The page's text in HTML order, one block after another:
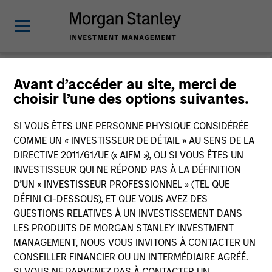
Avant d’accéder au site, merci de
choisir l’une des options suivantes.
SI VOUS ÊTES UNE PERSONNE PHYSIQUE CONSIDÉRÉE
COMME UN « INVESTISSEUR DE DÉTAIL » AU SENS DE LA
DIRECTIVE 2011/61/UE (« AIFM »), OU SI VOUS ÊTES UN
INVESTISSEUR QUI NE RÉPOND PAS À LA DÉFINITION
D’UN « INVESTISSEUR PROFESSIONNEL » (TEL QUE
DÉFINI CI-DESSOUS), ET QUE VOUS AVEZ DES
QUESTIONS RELATIVES À UN INVESTISSEMENT DANS
LES PRODUITS DE MORGAN STANLEY INVESTMENT
MANAGEMENT, NOUS VOUS INVITONS À CONTACTER UN
CONSEILLER FINANCIER OU UN INTERMÉDIAIRE AGRÉÉ.
Morgan Stanley
Liquidity Funds
Change Fund Vehicle
This is a Marketing Communication.